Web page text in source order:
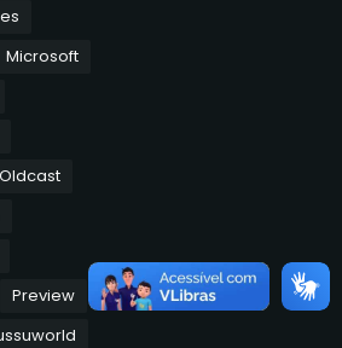
Microsoft
Oldcast
Preview